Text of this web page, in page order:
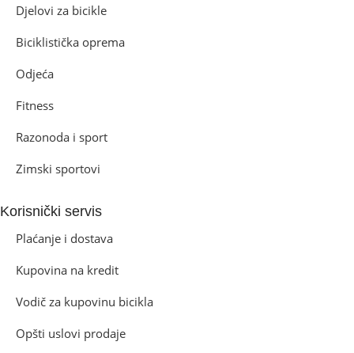
Djelovi za bicikle
Biciklistička oprema
Odjeća
Fitness
Razonoda i sport
Zimski sportovi
Korisnički servis
Plaćanje i dostava
Kupovina na kredit
Vodič za kupovinu bicikla
Opšti uslovi prodaje